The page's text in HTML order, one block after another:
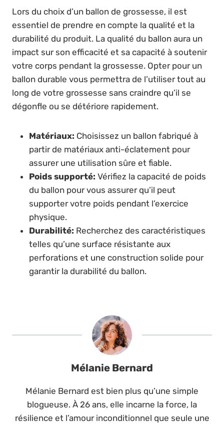
Lors du choix d’un ballon de grossesse, il est
essentiel de prendre en compte la qualité et la
durabilité du produit. La qualité du ballon aura un
impact sur son efficacité et sa capacité à soutenir
votre corps pendant la grossesse. Opter pour un
ballon durable vous permettra de l’utiliser tout au
long de votre grossesse sans craindre qu’il se
dégonfle ou se détériore rapidement.
Matériaux: Choisissez un ballon fabriqué à
partir de matériaux anti-éclatement pour
assurer une utilisation sûre et fiable.
Poids supporté: Vérifiez la capacité de poids
du ballon pour vous assurer qu’il peut
supporter votre poids pendant l’exercice
physique.
Durabilité: Recherchez des caractéristiques
telles qu’une surface résistante aux
perforations et une construction solide pour
garantir la durabilité du ballon.
Mélanie Bernard
Mélanie Bernard est bien plus qu’une simple
blogueuse. À 26 ans, elle incarne la force, la
résilience et l’amour inconditionnel que seule une